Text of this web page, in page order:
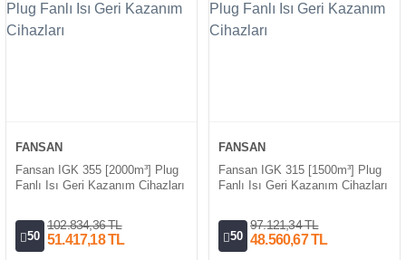
FANSAN
Fansan IGK 355 [2000m³] Plug
Fanlı Isı Geri Kazanım Cihazları
50
102.834,36 TL
51.417,18 TL
FANSAN
Fansan IGK 315 [1500m³] Plug
Fanlı Isı Geri Kazanım Cihazları
50
97.121,34 TL
48.560,67 TL